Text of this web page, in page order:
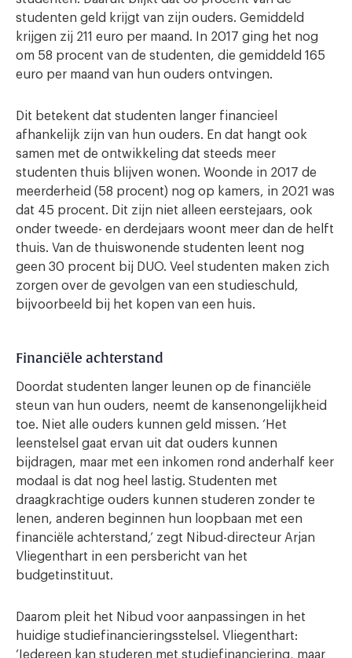
studenten geld krijgt van zijn ouders. Gemiddeld
krijgen zij 211 euro per maand. In 2017 ging het nog
om 58 procent van de studenten, die gemiddeld 165
euro per maand van hun ouders ontvingen.
Dit betekent dat studenten langer financieel
afhankelijk zijn van hun ouders. En dat hangt ook
samen met de ontwikkeling dat steeds meer
studenten thuis blijven wonen. Woonde in 2017 de
meerderheid (58 procent) nog op kamers, in 2021 was
dat 45 procent. Dit zijn niet alleen eerstejaars, ook
onder tweede- en derdejaars woont meer dan de helft
thuis. Van de thuiswonende studenten leent nog
geen 30 procent bij DUO. Veel studenten maken zich
zorgen over de gevolgen van een studieschuld,
bijvoorbeeld bij het kopen van een huis.
Financiële achterstand
Doordat studenten langer leunen op de financiële
steun van hun ouders, neemt de kansenongelijkheid
toe. Niet alle ouders kunnen geld missen. ‘Het
leenstelsel gaat ervan uit dat ouders kunnen
bijdragen, maar met een inkomen rond anderhalf keer
modaal is dat nog heel lastig. Studenten met
draagkrachtige ouders kunnen studeren zonder te
lenen, anderen beginnen hun loopbaan met een
financiële achterstand,’ zegt Nibud-directeur Arjan
Vliegenthart in een persbericht van het
budgetinstituut.
Daarom pleit het Nibud voor aanpassingen in het
huidige studiefinancieringsstelsel. Vliegenthart:
‘Iedereen kan studeren met studiefinanciering, maar